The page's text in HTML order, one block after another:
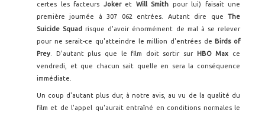
certes les facteurs Joker et Will Smith pour lui) faisait une
première journée à 307 062 entrées. Autant dire que The
Suicide Squadrisque d'avoir énormément de mal à se relever
pour ne serait-ce qu'atteindre le million d'entrées de Birds of
Prey . D'autant plus que le film doit sortir sur HBO Max ce
vendredi, et que chacun sait quelle en sera la conséquence
immédiate.
Un coup d'autant plus dur, à notre avis, au vu de la qualité du
film et de l'appel qu'aurait entraîné en conditions normales le